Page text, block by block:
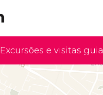
Excursões e visitas